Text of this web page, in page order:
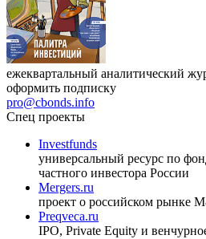
ежеквартальный аналитический
оформить подписку
pro@cbonds.info
Спец проекты
Investfunds
универсальный ресурс по
частного инвестора России
Mergers.ru
проект о российском рынке
Preqveca.ru
IPO, Private Equity и